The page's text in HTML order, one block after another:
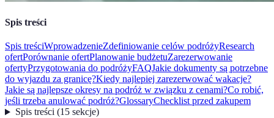
Spis treści
Spis treściWprowadzenieZdefiniowanie celów podróżyResearch
ofertPorównanie ofertPlanowanie budżetuZarezerwowanie
ofertyPrzygotowania do podróżyFAQJakie dokumenty są potrzebne
do wyjazdu za granicę?Kiedy najlepiej zarezerwować wakacje?
Jakie są najlepsze okresy na podróż w związku z cenami?Co robić,
jeśli trzeba anulować podróż?GlossaryChecklist przed zakupem
Spis treści(15 sekcje)